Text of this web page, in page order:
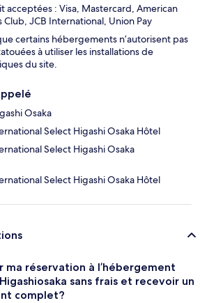
acceptées : Visa, Mastercard, American
Club, JCB International, Union Pay
certains hébergements n’autorisent pas
à utiliser les installations de
du site.
Osaka
Select Higashi Osaka Hôtel
Select Higashi Osaka
Select Higashi Osaka Hôtel
ma réservation à l’hébergement
sans frais et recevoir un
complet?